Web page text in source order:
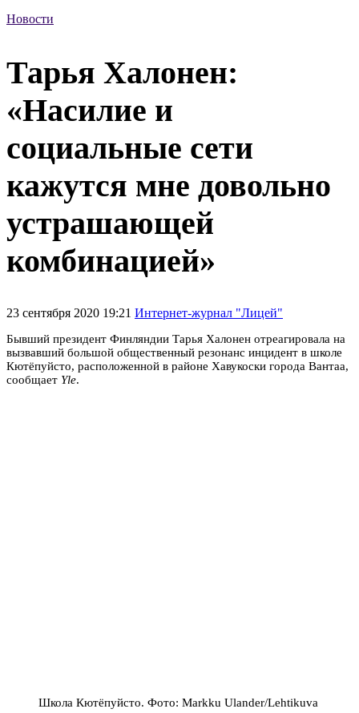
Новости
Тарья Халонен:
«Насилие и
социальные сети
кажутся мне довольно
устрашающей
комбинацией»
23 сентября 2020 19:21 Интернет-журнал "Лицей"
Бывший президент Финляндии Тарья Халонен отреагировала на
вызвавший большой общественный резонанс инцидент в школе
Кютёпуйсто, расположенной в районе Хавукоски города Вантаа,
сообщает Yle.
Школа Кютёпуйсто. Фото: Markku Ulander/Lehtikuva